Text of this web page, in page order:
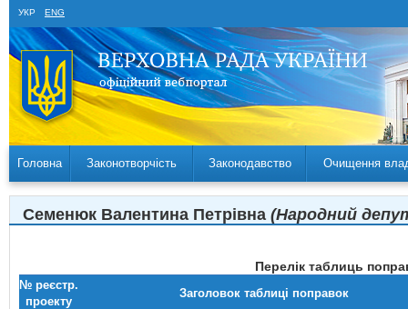
УКР ENG
Головна Законотворчість Законодавство Очищення
Семенюк Валентина Петрівна (Народний
Перелік таблиць
№ реєстр.
проекту
Заголовок таблиці поправок